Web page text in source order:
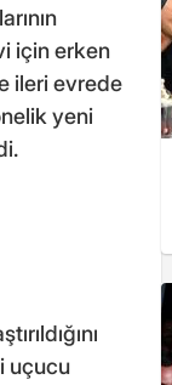
için erken
ileri evrede
yeni
uçucu